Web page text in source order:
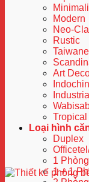
Modern
Neo-
Rustic
Art
Industrial
Tropical
Loại hình
Duplex
1
1 + 1